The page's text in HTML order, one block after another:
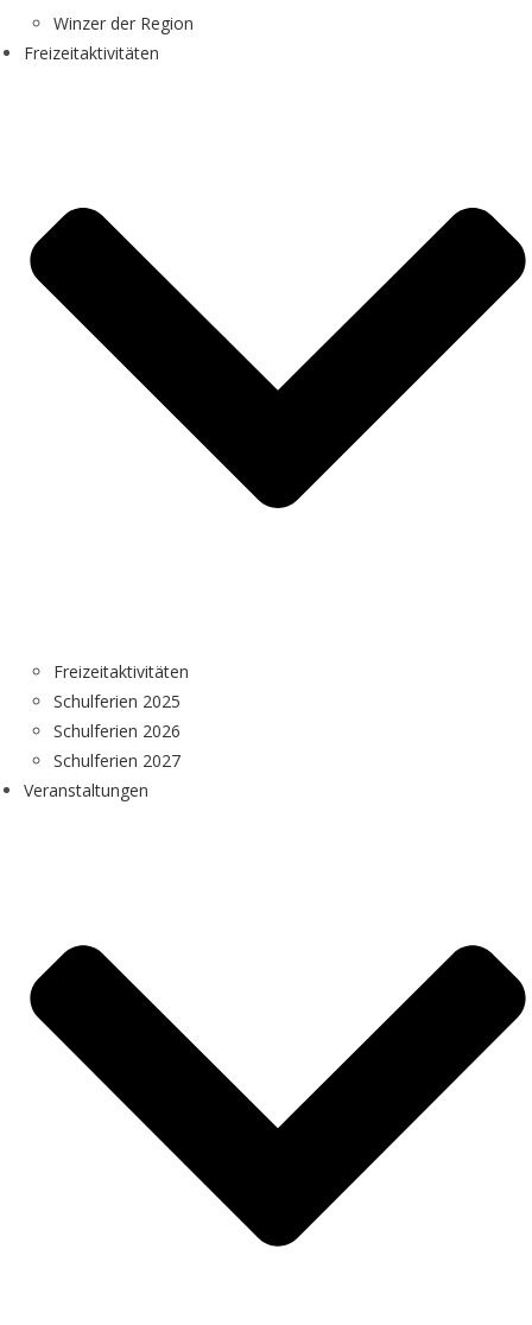
Winzer der Region
Freizeitaktivitäten
Freizeitaktivitäten
Schulferien 2025
Schulferien 2026
Schulferien 2027
Veranstaltungen